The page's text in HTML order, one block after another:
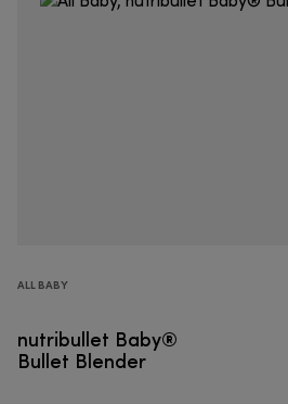
ALL BABY
nutribullet Baby®
Bullet Blender